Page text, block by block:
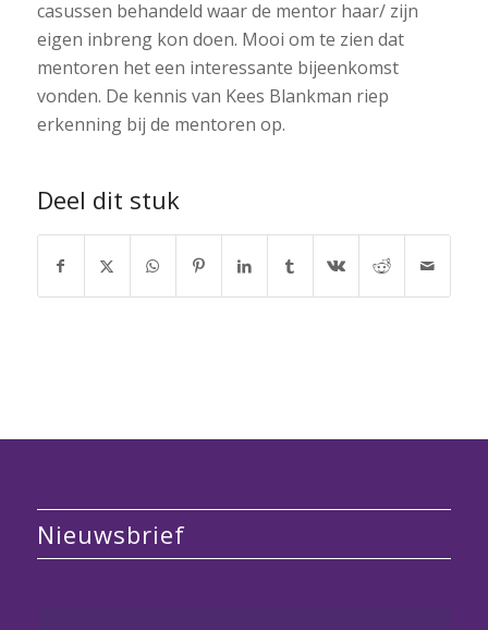
casussen behandeld waar de mentor haar/ zijn
eigen inbreng kon doen. Mooi om te zien dat
mentoren het een interessante bijeenkomst
vonden. De kennis van Kees Blankman riep
erkenning bij de mentoren op.
Deel dit stuk
Nieuwsbrief